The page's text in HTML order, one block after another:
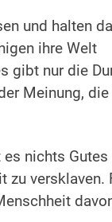
und halten
ihre Welt
gibt nur die
Meinung, die
nichts
zu versklaven.